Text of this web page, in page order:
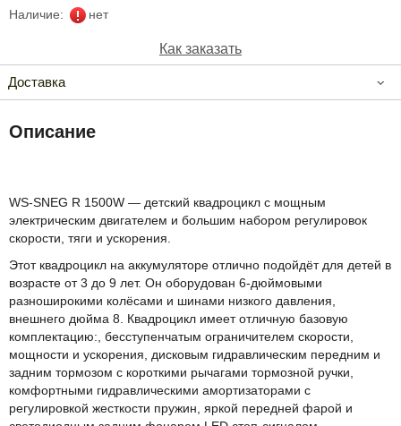
Наличие: нет
Как заказать
Доставка
Описание
WS-SNEG R 1500W — детский квадроцикл с мощным
электрическим двигателем и большим набором регулировок
скорости, тяги и ускорения.
Этот квадроцикл на аккумуляторе отлично подойдёт для детей в
возрасте от 3 до 9 лет. Он оборудован 6-дюймовыми
разноширокими колёсами и шинами низкого давления,
внешнего дюйма 8. Квадроцикл имеет отличную базовую
комплектацию:, бесступенчатым ограничителем скорости,
мощности и ускорения, дисковым гидравлическим передним и
задним тормозом с короткими рычагами тормозной ручки,
комфортными гидравлическими амортизаторами с
регулировкой жесткости пружин, яркой передней фарой и